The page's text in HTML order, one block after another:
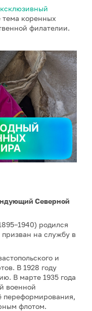
тема коренных
филателии.
Северной
родился
призван на службу в
и
В 1928 году
В марте 1935 года
военной
переформирования,
флотом.